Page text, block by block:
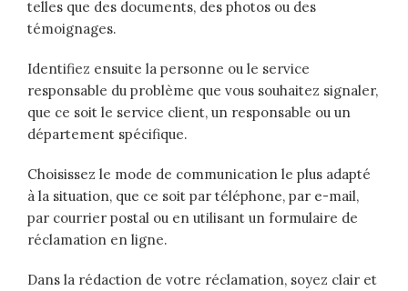
telles que des documents, des photos ou des
témoignages.
Identifiez ensuite la personne ou le service
responsable du problème que vous souhaitez signaler,
que ce soit le service client, un responsable ou un
département spécifique.
Choisissez le mode de communication le plus adapté
à la situation, que ce soit par téléphone, par e-mail,
par courrier postal ou en utilisant un formulaire de
réclamation en ligne.
Dans la rédaction de votre réclamation, soyez clair et